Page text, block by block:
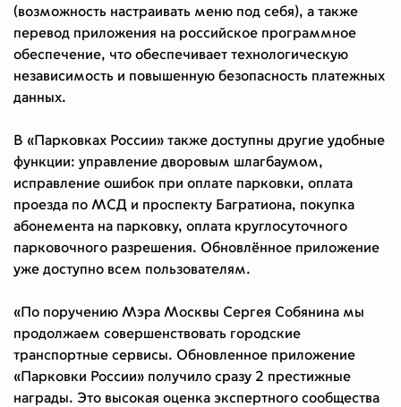
(возможность настраивать меню под себя), а также
перевод приложения на российское программное
обеспечение, что обеспечивает технологическую
независимость и повышенную безопасность платежных
данных.
В «Парковках России» также доступны другие удобные
функции: управление дворовым шлагбаумом,
исправление ошибок при оплате парковки, оплата
проезда по МСД и проспекту Багратиона, покупка
абонемента на парковку, оплата круглосуточного
парковочного разрешения. Обновлённое приложение
уже доступно всем пользователям.
«По поручению Мэра Москвы Сергея Собянина мы
продолжаем совершенствовать городские
транспортные сервисы. Обновленное приложение
«Парковки России» получило сразу 2 престижные
награды. Это высокая оценка экспертного сообщества